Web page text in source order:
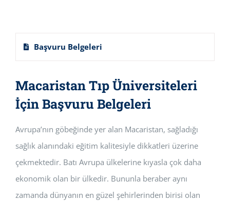
Başvuru Belgeleri
Macaristan Tıp Üniversiteleri
İçin Başvuru Belgeleri
Avrupa’nın göbeğinde yer alan Macaristan, sağladığı
sağlık alanındaki eğitim kalitesiyle dikkatleri üzerine
çekmektedir. Batı Avrupa ülkelerine kıyasla çok daha
ekonomik olan bir ülkedir. Bununla beraber aynı
zamanda dünyanın en güzel şehirlerinden birisi olan